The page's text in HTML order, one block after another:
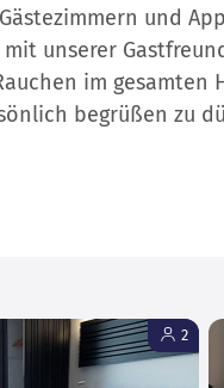
und
unserer
im
begrüßen zu
2